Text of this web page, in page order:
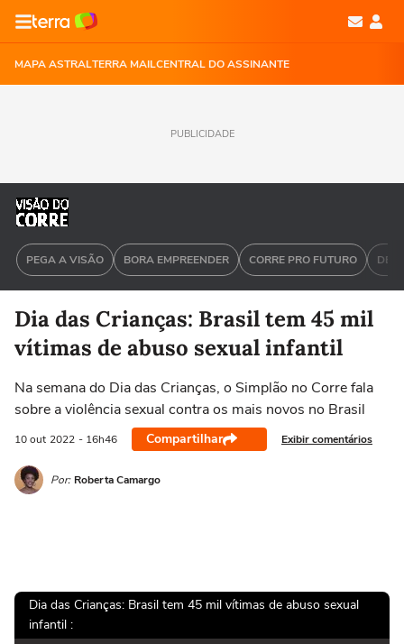
MAPA ASTRALTERRA MAILCENTRAL DO ASSINANTE
PUBLICIDADE
PEGA A VISÃO BORA EMPREENDER CORRE PRO FUTURO DEU
Dia das Crianças: Brasil tem 45 mil
vítimas de abuso sexual infantil
Na semana do Dia das Crianças, o Simplão no Corre fala
sobre a violência sexual contra os mais novos no Brasil
10 out 2022 - 16h46 Compartilhar Exibir comentários
Por: Roberta Camargo
Dia das Crianças: Brasil tem 45 mil vítimas de abuso sexual
infantil :